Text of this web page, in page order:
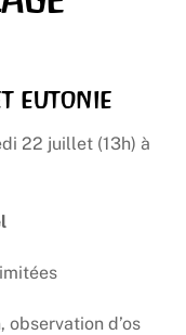
eutonie
22 juillet (13h) à
observation d’os